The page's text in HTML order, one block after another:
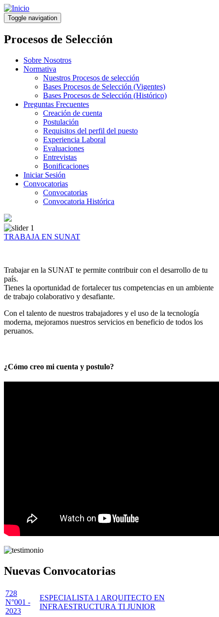
Pasar
al
contenido
principal
Toggle navigation
Procesos de Selección
Sobre Nosotros
Normativa
Nuestros Procesos de selección
Bases Procesos de Selección (Vigentes)
Bases Procesos de Selección (Histórico)
Preguntas Frecuentes
Creación de cuenta
Postulación
Requisitos del perfil del puesto
Experiencia Laboral
Evaluaciones
Entrevistas
Bonificaciones
Iniciar Sesión
Convocatorias
Convocatorias
Convocatoria Histórica
TRABAJA EN SUNAT
Trabajar en la SUNAT te permite contribuir con el desarrollo de tu
país.
Tienes la oportunidad de fortalecer tus competencias en un ambiente
de trabajo colaborativo y desafiante.
Con el talento de nuestros trabajadores y el uso de la tecnología
moderna, mejoramos nuestros servicios en beneficio de todos los
peruanos.
¿Cómo creo mi cuenta y postulo?
Nuevas Convocatorias
728
N°001 -
2023
ESPECIALISTA 1 ARQUITECTO EN
INFRAESTRUCTURA TI JUNIOR